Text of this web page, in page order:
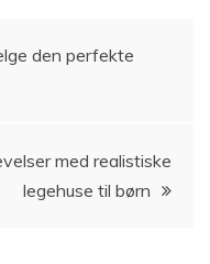
den perfekte
med realistiske
legehuse til børn